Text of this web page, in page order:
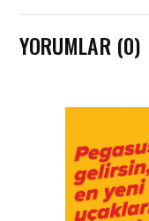
YORUMLAR (0)